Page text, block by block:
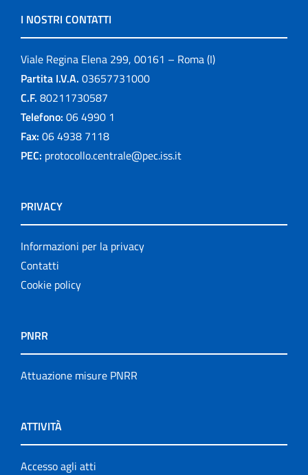
I NOSTRI CONTATTI
Viale Regina Elena 299, 00161 – Roma (I)
Partita I.V.A. 03657731000
C.F. 80211730587
Telefono: 06 4990 1
Fax: 06 4938 7118
PEC: protocollo.centrale@pec.iss.it
PRIVACY
Informazioni per la privacy
Contatti
Cookie policy
PNRR
Attuazione misure PNRR
ATTIVITÀ
Accesso agli atti